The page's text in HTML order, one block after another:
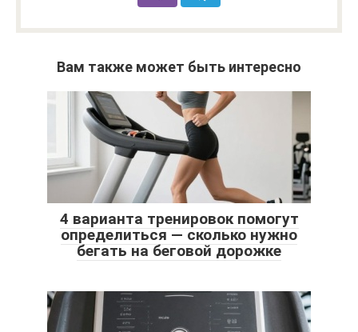
Вам также может быть интересно
4 варианта тренировок помогут
определиться — сколько нужно
бегать на беговой дорожке